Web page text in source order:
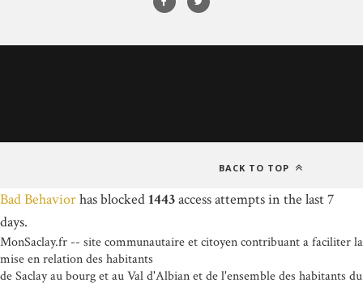
BACK TO TOP
Bad Behaviorhas blocked1443access attempts in the last 7
days.
MonSaclay.fr -- site communautaire et citoyen contribuant a faciliter la
mise en relation des habitants
de Saclay au bourg et au Val d'Albian et de l'ensemble des habitants du